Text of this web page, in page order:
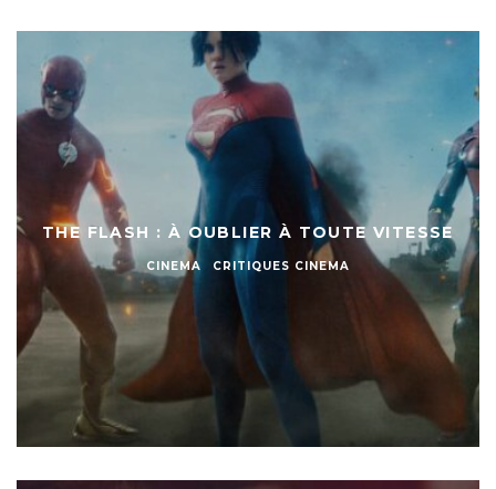
THE FLASH : À OUBLIER À TOUTE VITESSE
CINEMA CRITIQUES CINEMA